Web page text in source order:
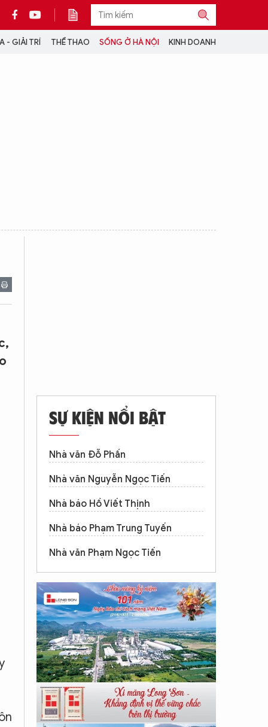
- GIẢI TRÍ THỂ THAO SỐNG Ở HÀ NỘI KINH DOANH
SỰ KIỆN NỔI BẬT
Nhà văn Đỗ Phấn
Nhà văn Nguyễn Ngọc Tiến
Nhà báo Hồ Viết Thịnh
Nhà báo Phạm Trung Tuyến
Nhà văn Phạm Ngọc Tiến